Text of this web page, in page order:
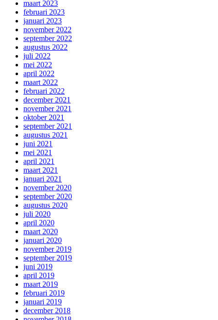
maart 2023
februari 2023
januari 2023
november 2022
september 2022
augustus 2022
juli 2022
mei 2022
april 2022
maart 2022
februari 2022
december 2021
november 2021
oktober 2021
september 2021
augustus 2021
juni 2021
mei 2021
april 2021
maart 2021
januari 2021
november 2020
september 2020
augustus 2020
juli 2020
april 2020
maart 2020
januari 2020
november 2019
september 2019
juni 2019
april 2019
maart 2019
februari 2019
januari 2019
december 2018